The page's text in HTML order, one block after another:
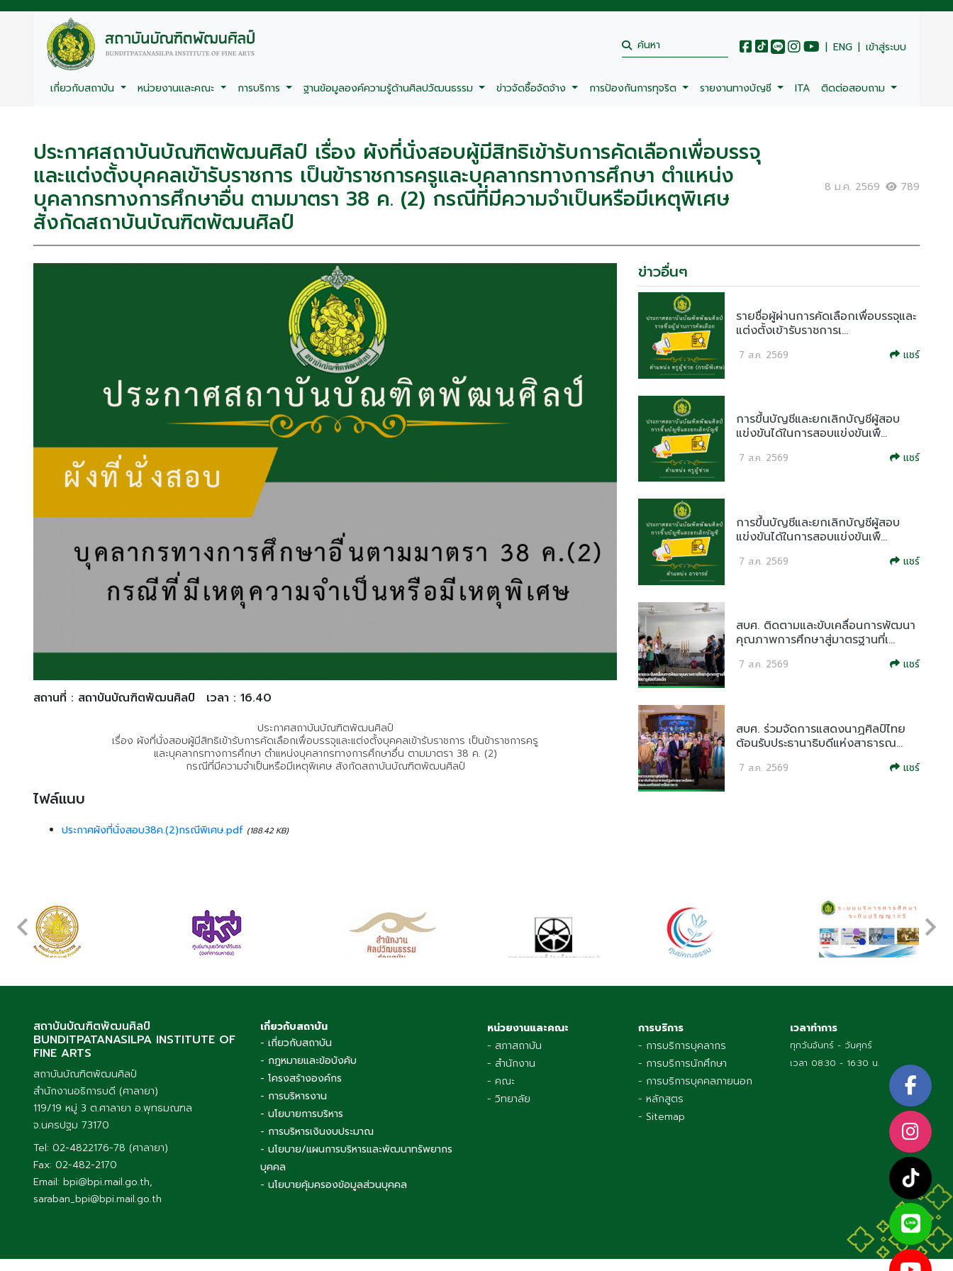
| ENG | เข้าสู่ระบบ
เกี่ยวกับสถาบัน หน่วยงานและคณะ การบริการ ฐานข้อมูลองค์ความรู้ด้านศิลปวัฒนธรรม ข่าวจัดซื้อจัดจ้าง การป้องกันการทุจริต รายงานทางบัญชี ITA ติดต่อสอบถาม
ประกาศสถาบันบัณฑิตพัฒนศิลป์ เรื่อง ผังที่นั่งสอบผู้มีสิทธิเข้ารับการคัดเลือกเพื่อบรรจุ
และแต่งตั้งบุคคลเข้ารับราชการ เป็นข้าราชการครูและบุคลากรทางการศึกษา ตำแหน่ง
บุคลากรทางการศึกษาอื่น ตามมาตรา 38 ค. (2) กรณีที่มีความจำเป็นหรือมีเหตุพิเศษ
สังกัดสถาบันบัณฑิตพัฒนศิลป์
8 ม.ค. 2569 789
สถานที่ : สถาบันบัณฑิตพัฒนศิลป์ เวลา : 16.40
ประกาศสถาบันบัณฑิตพัฒนศิลป์
เรื่อง ผังที่นั่งสอบผู้มีสิทธิเข้ารับการคัดเลือกเพื่อบรรจุและแต่งตั้งบุคคลเข้ารับราชการ เป็นข้าราชการครู
และบุคลากรทางการศึกษา ตำแหน่งบุคลากรทางการศึกษาอื่น ตามมาตรา 38 ค. (2)
กรณีที่มีความจำเป็นหรือมีเหตุพิเศษ สังกัดสถาบันบัณฑิตพัฒนศิลป์
ไฟล์แนบ
ประกาศผังที่นั่งสอบ38ค.(2)กรณีพิเศษ.pdf (188.42 KB)
ข่าวอื่นๆ
รายชื่อผู้ผ่านการคัดเลือกเพื่อบรรจุและ
แต่งตั้งเข้ารับราชการเ...
7 ส.ค. 2569 แชร์
การขึ้นบัญชีและยกเลิกบัญชีผู้สอบ
แข่งขันได้ในการสอบแข่งขันเพื...
7 ส.ค. 2569 แชร์
การขึ้นบัญชีและยกเลิกบัญชีผู้สอบ
แข่งขันได้ในการสอบแข่งขันเพื...
7 ส.ค. 2569 แชร์
สบศ. ติดตามและขับเคลื่อนการพัฒนา
คุณภาพการศึกษาสู่มาตรฐานที่เ...
7 ส.ค. 2569 แชร์
สบศ. ร่วมจัดการแสดงนาฏศิลป์ไทย
ต้อนรับประธานาธิบดีแห่งสาธารณ...
7 ส.ค. 2569 แชร์
สถาบันบัณฑิตพัฒนศิลป์
BUNDITPATANASILPA INSTITUTE OF
FINE ARTS
สถาบันบัณฑิตพัฒนศิลป์
สำนักงานอธิการบดี (ศาลายา)
119/19 หมู่ 3 ต.ศาลายา อ.พุทธมณฑล
จ.นครปฐม 73170
Tel: 02-4822176-78 (ศาลายา)
Fax: 02-482-2170
Email: bpi@bpi.mail.go.th,
saraban_bpi@bpi.mail.go.th
เกี่ยวกับสถาบัน
- เกี่ยวกับสถาบัน
- กฎหมายและข้อบังคับ
- โครงสร้างองค์กร
- การบริหารงาน
- นโยบายการบริหาร
- การบริหารเงินงบประมาณ
- นโยบาย/แผนการบริหารและพัฒนาทรัพยากร
บุคคล
- นโยบายคุ้มครองข้อมูลส่วนบุคคล
หน่วยงานและคณะ
- สภาสถาบัน
- สำนักงาน
- คณะ
- วิทยาลัย
การบริการ
- การบริการบุคลากร
- การบริการนักศึกษา
- การบริการบุคคลภายนอก
- หลักสูตร
- Sitemap
เวลาทำการ
ทุกวันจันทร์ - วันศุกร์
เวลา 08:30 - 16:30 น.